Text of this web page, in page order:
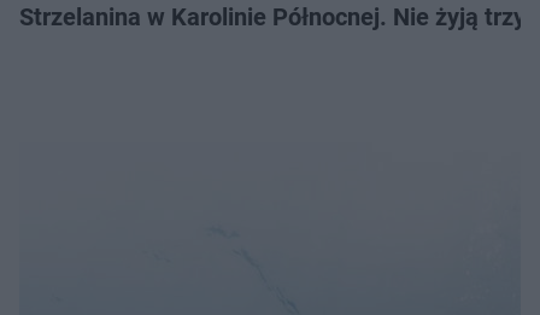
Strzelanina w Karolinie Północnej. Nie żyją trzy